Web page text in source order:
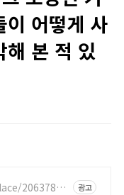
이 어떻게 사
해 본 적 있
20637877
광고